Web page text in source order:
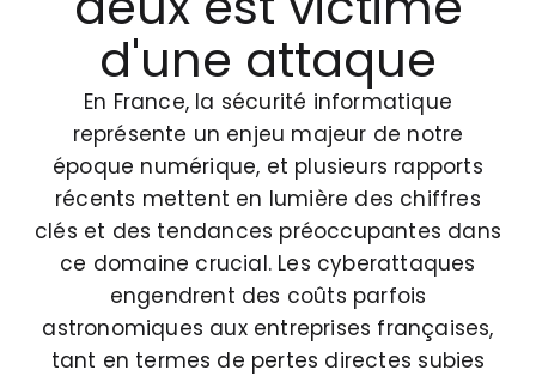
d'une attaque
En France, la sécurité informatique
représente un enjeu majeur de notre
époque numérique, et plusieurs rapports
récents mettent en lumière des chiffres
clés et des tendances préoccupantes dans
ce domaine crucial. Les cyberattaques
engendrent des coûts parfois
astronomiques aux entreprises françaises,
tant en termes de pertes directes subies